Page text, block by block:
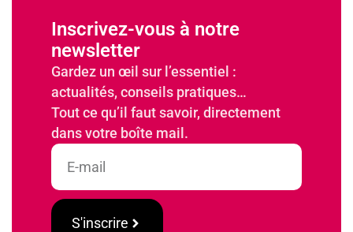
Inscrivez-vous à notre
newsletter
Gardez un œil sur l’essentiel :
actualités, conseils pratiques…
Tout ce qu’il faut savoir, directement
dans votre boîte mail.
S'inscrire